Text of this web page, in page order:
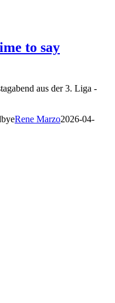
to say
aus der 3. Liga -
Rene Marzo2026-04-